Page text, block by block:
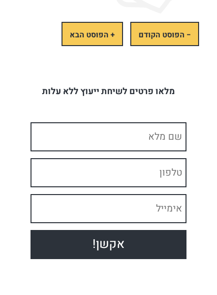
− הפוסט הקודם + הפוסט הבא
מלאו פרטים לשיחת ייעוץ ללא עלות